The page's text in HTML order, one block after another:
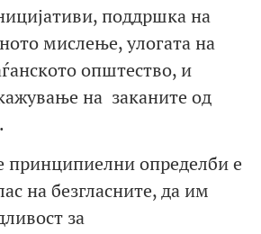
поддршка на
мислење, улогата на
општество, и
на заканите од
принципиелни определби е
на безгласните, да им
за